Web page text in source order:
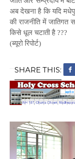
अब देखना है कि यदि
की राजनीति में जातिगत
किसे धूल चटाती है ???
(ब्यूरो रिपोर्ट)
SHARE THIS: